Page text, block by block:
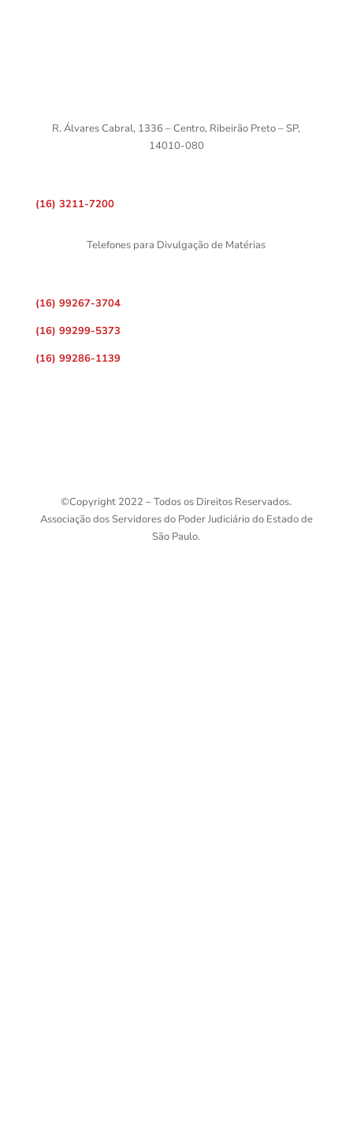
R. Álvares Cabral, 1336 – Centro, Ribeirão Preto – SP,
14010-080
(16) 3211-7200
Telefones para Divulgação de Matérias
(16) 99267-3704
(16) 99299-5373
(16) 99286-1139
©Copyright 2022 – Todos os Direitos Reservados.
Associação dos Servidores do Poder Judiciário do Estado de
São Paulo.